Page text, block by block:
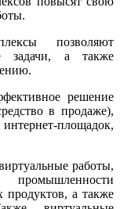
позволяют
задачи, а также
решение
в продаже),
площадок,
работы,
продуктов, а также